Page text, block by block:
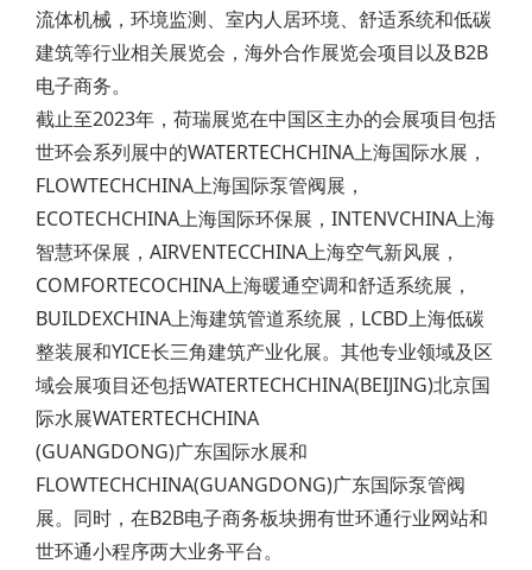
流体机械，环境监测、室内人居环境、舒适系统和低碳
建筑等行业相关展览会，海外合作展览会项目以及B2B
电子商务。
截止至2023年，荷瑞展览在中国区主办的会展项目包括
世环会系列展中的WATERTECHCHINA上海国际水展，
FLOWTECHCHINA上海国际泵管阀展，
ECOTECHCHINA上海国际环保展，INTENVCHINA上海
智慧环保展，AIRVENTECCHINA上海空气新风展，
COMFORTECOCHINA上海暖通空调和舒适系统展，
BUILDEXCHINA上海建筑管道系统展，LCBD上海低碳
整装展和YICE长三角建筑产业化展。其他专业领域及区
域会展项目还包括WATERTECHCHINA(BEIJING)北京国
际水展WATERTECHCHINA
(GUANGDONG)广东国际水展和
FLOWTECHCHINA(GUANGDONG)广东国际泵管阀
展。同时，在B2B电子商务板块拥有世环通行业网站和
世环通小程序两大业务平台。